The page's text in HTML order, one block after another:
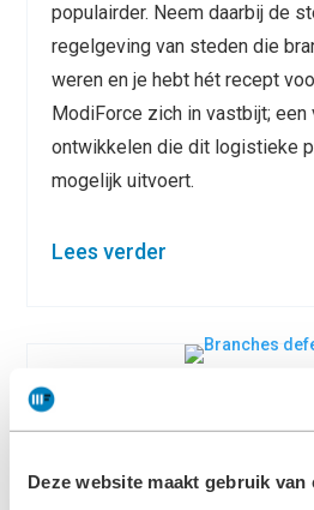
Deze website maakt gebruik van
populairder. Neem daarbij de
regelgeving van steden die
weren en je hebt hét recept
ModiForce zich in vastbijt; een
ontwikkelen die dit logistieke
mogelijk uitvoert.
Lees verder
Defensie
Een ontzettend belangrijk